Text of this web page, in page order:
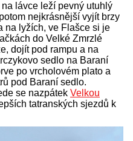
lávce leží pevný utuhlý
nejkrásnější vyjít brzy
na lyžích, ve Flašce si je
do Velké Zmrzlé
dojít pod rampu a na
sedlo na Baraní
po vrcholovém plato a
pod Baraní sedlo.
se nazpátek Velkou
tatranských sjezdů k